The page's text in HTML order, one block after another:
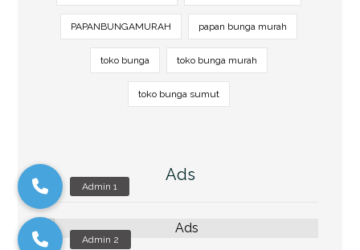
PAPANBUNGAMURAH papan bunga murah
toko bunga toko bunga murah
toko bunga sumut
Ads